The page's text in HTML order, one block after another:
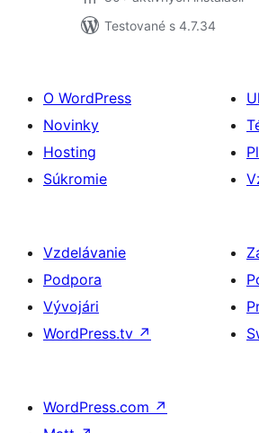
Testované s 4.7.34
O WordPress
Novinky
Hosting
Súkromie
Vzdelávanie
Podpora
Vývojári
WordPress.tv ↗
WordPress.com ↗